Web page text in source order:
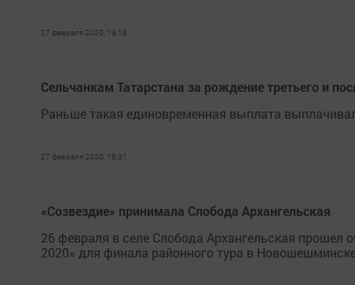
27 февраля 2020, 19:18
Сельчанкам Татарстана за рождение третьего и
Раньше такая единовременная выплата
27 февраля 2020, 18:31
«Созвездие» принимала Слобода Архангельская
26 февраля в селе Слобода Архангельская
2020» для финала районного тура в